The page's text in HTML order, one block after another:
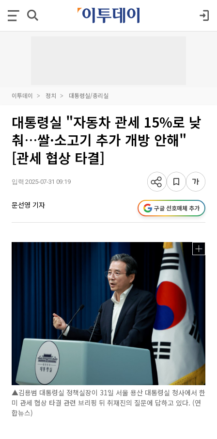
이투데이 정치 대통령실/총리실
대통령실 "자동차 관세 15%로 낮
춰…쌀·소고기 추가 개방 안해"
[관세 협상 타결]
입력 2025-07-31 09:19
문선영 기자 구글 선호매체 추가
▲김용범 대통령실 정책실장이 31일 서울 용산 대통령실 청사에서 한
미 관세 협상 타결 관련 브리핑 뒤 취재진의 질문에 답하고 있다. (연
합뉴스)